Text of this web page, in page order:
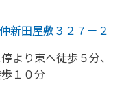
新田屋敷３２７－２
より東へ徒歩５分、
１０分